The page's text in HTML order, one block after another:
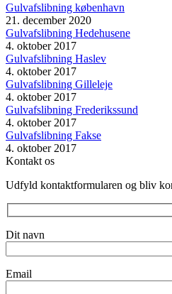
Gulvafslibning københavn
21. december 2020
Gulvafslibning Hedehusene
4. oktober 2017
Gulvafslibning Haslev
4. oktober 2017
Gulvafslibning Gilleleje
4. oktober 2017
Gulvafslibning Frederikssund
4. oktober 2017
Gulvafslibning Fakse
4. oktober 2017
Kontakt os
Udfyld kontaktformularen og bliv
Dit navn
Email